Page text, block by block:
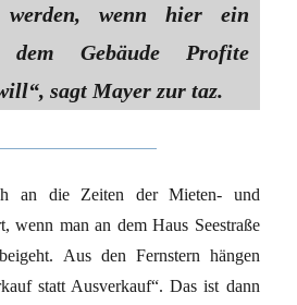
werden, wenn hier ein
Gebäude Profite
sagt Mayer zur taz.
an die Zeiten der Mieten- und
wenn man an dem Haus Seestraße
Aus den Fernstern hängen
statt Ausverkauf“. Das ist dann